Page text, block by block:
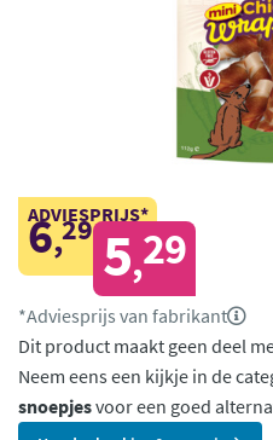
ADVIESPRIJS*
6,29 5,29
*Adviesprijs van fabrikant
Dit product maakt geen deel
Neem eens een kijkje in de
snoepjesvoor een goed